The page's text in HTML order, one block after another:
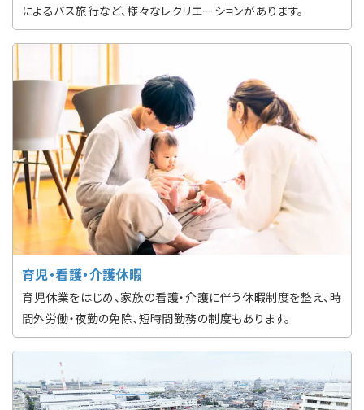
によるバス旅行など、様々なレクリエーションがあります。
育児・看護・介護休暇
育児休業をはじめ、家族の看護・介護に伴う休暇制度を整え、時
間外労働・夜勤の免除、短時間勤務の制度もあります。